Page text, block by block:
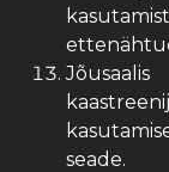
seade.